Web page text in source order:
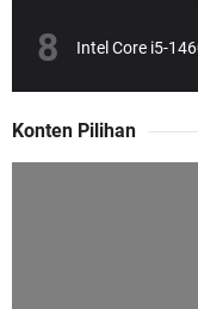
Konten Pilihan